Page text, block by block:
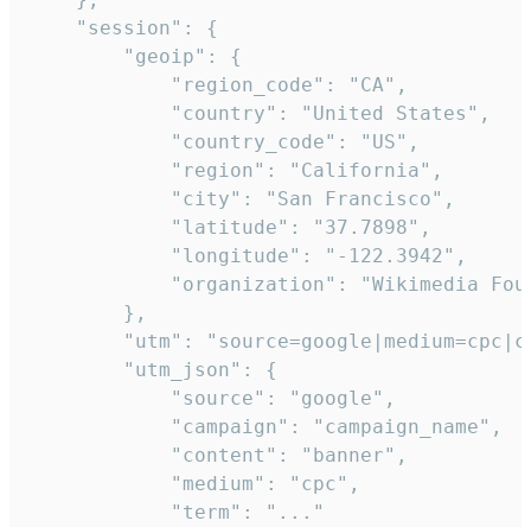
    "session": {
        "geoip": {
            "region_code": "CA",
            "country": "United States",
            "country_code": "US",
            "region": "California",
            "city": "San Francisco",
            "latitude": "37.7898",
            "longitude": "-122.3942",
"organization": "Wikimedia
        },
"utm":
        "utm_json": {
            "source": "google",
            "campaign": "campaign_name",
            "content": "banner",
            "medium": "cpc",
            "term": "..."